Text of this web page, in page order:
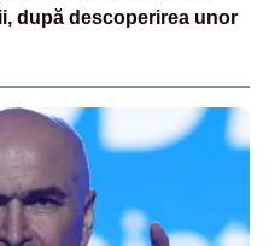
după descoperirea unor